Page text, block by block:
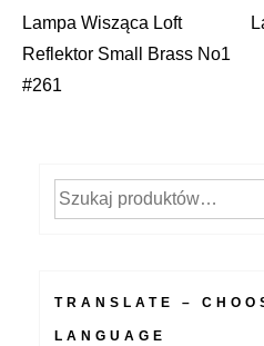
Nawigacja
wpisu
Lampa Wisząca Loft
Reflektor Small Brass No1
#261
Szukaj:
TRANSLATE –
LANGUAGE